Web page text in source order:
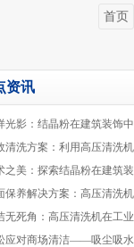
首页
资讯
光影：结晶粉在建筑装饰
清洗方案：利用高压清洗
之美：探索结晶粉在建筑
保养解决方案：高压清洗
无死角：高压清洗机在工
应对商场清洁——吸尘吸